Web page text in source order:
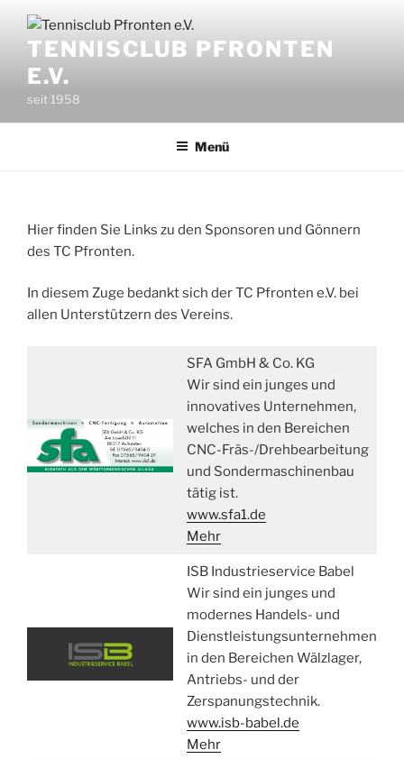
Inhalt
springenTENNISCLUB PFRONTEN
E.V.
seit 1958
Menü
Hier finden Sie Links zu den Sponsoren und Gönnern
des TC Pfronten.
In diesem Zuge bedankt sich der TC Pfronten e.V. bei
allen Unterstützern des Vereins.
SFA GmbH & Co. KG
Wir sind ein junges und
innovatives Unternehmen,
welches in den Bereichen
CNC-Fräs-/Drehbearbeitung
und Sondermaschinenbau
tätig ist.
www.sfa1.de
Mehr
ISB Industrieservice Babel
Wir sind ein junges und
modernes Handels- und
Dienstleistungsunternehmen
in den Bereichen Wälzlager,
Antriebs- und der
Zerspanungstechnik.
www.isb-babel.de
Mehr